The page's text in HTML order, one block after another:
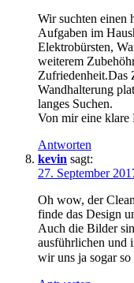
Wir suchten einen
Aufgaben im
Elektrobürsten,
weiterem
Zufriedenheit.Das
Wandhalterung
langes Suchen.
Von mir eine klare
Antworten
kevin sagt:
27. September
Oh wow, der
finde das Design
Auch die Bilder
ausführlichen und
wir uns ja sogar